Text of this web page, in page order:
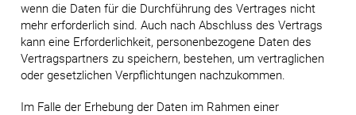
wenn die Daten für die Durchführung des Vertrages nicht
mehr erforderlich sind. Auch nach Abschluss des Vertrags
kann eine Erforderlichkeit, personenbezogene Daten des
Vertragspartners zu speichern, bestehen, um vertraglichen
oder gesetzlichen Verpflichtungen nachzukommen.
Im Falle der Erhebung der Daten im Rahmen einer